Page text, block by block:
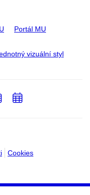
Portál MU
vizuální styl
Cookies
PřidatPřidat